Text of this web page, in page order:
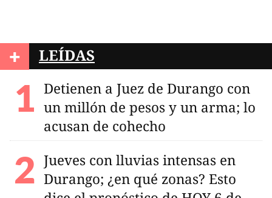
+ LEÍDAS
Detienen a Juez de Durango con
un millón de pesos y un arma; lo
acusan de cohecho
Jueves con lluvias intensas en
Durango; ¿en qué zonas? Esto